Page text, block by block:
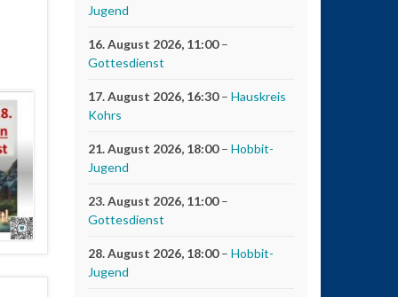
Jugend
16. August 2026, 11:00–
Gottesdienst
17. August 2026, 16:30– Hauskreis
Kohrs
21. August 2026, 18:00– Hobbit-
Jugend
23. August 2026, 11:00–
Gottesdienst
28. August 2026, 18:00– Hobbit-
Jugend